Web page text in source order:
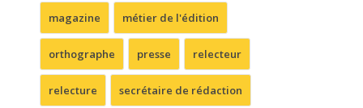
magazine métier de l'édition
orthographe presse relecteur
relecture secrétaire de rédaction